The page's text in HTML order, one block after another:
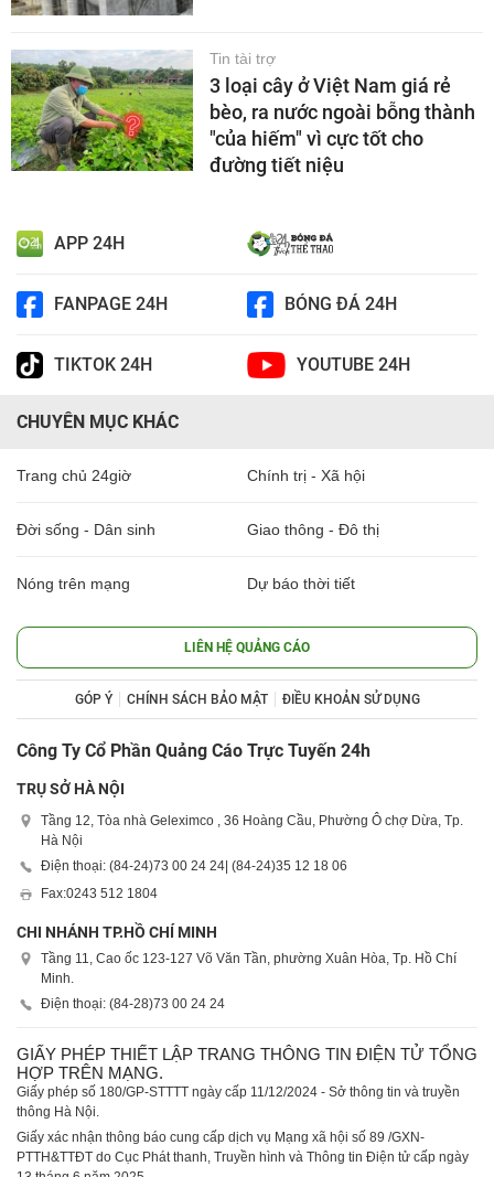
Tin tài trợ
3 loại cây ở Việt Nam giá rẻ
bèo, ra nước ngoài bỗng thành
"của hiếm" vì cực tốt cho
đường tiết niệu
APP 24H
FANPAGE 24H BÓNG ĐÁ 24H
TIKTOK 24H YOUTUBE 24H
CHUYÊN MỤC KHÁC
Trang chủ 24giờ Chính trị - Xã hội
Đời sống - Dân sinh Giao thông - Đô thị
Nóng trên mạng Dự báo thời tiết
LIÊN HỆ QUẢNG CÁO
GÓP Ý CHÍNH SÁCH BẢO MẬT ĐIỀU KHOẢN SỬ DỤNG
Công Ty Cổ Phần Quảng Cáo Trực Tuyến 24h
TRỤ SỞ HÀ NỘI
Tầng 12, Tòa nhà Geleximco , 36 Hoàng Cầu, Phường Ô chợ Dừa, Tp.
Hà Nội
Điện thoại: (84-24)73 00 24 24 | (84-24)35 12 18 06
Fax:0243 512 1804
CHI NHÁNH TP.HỒ CHÍ MINH
Tầng 11, Cao ốc 123-127 Võ Văn Tần, phường Xuân Hòa, Tp. Hồ Chí
Minh.
Điện thoại: (84-28)73 00 24 24
GIẤY PHÉP THIẾT LẬP TRANG THÔNG TIN ĐIỆN TỬ TỔNG
HỢP TRÊN MẠNG.
Giấy phép số 180/GP-STTTT ngày cấp 11/12/2024 - Sở thông tin và truyền
thông Hà Nội.
Giấy xác nhận thông báo cung cấp dịch vụ Mạng xã hội số 89 /GXN-
PTTH&TTĐT do Cục Phát thanh, Truyền hình và Thông tin Điện tử cấp ngày